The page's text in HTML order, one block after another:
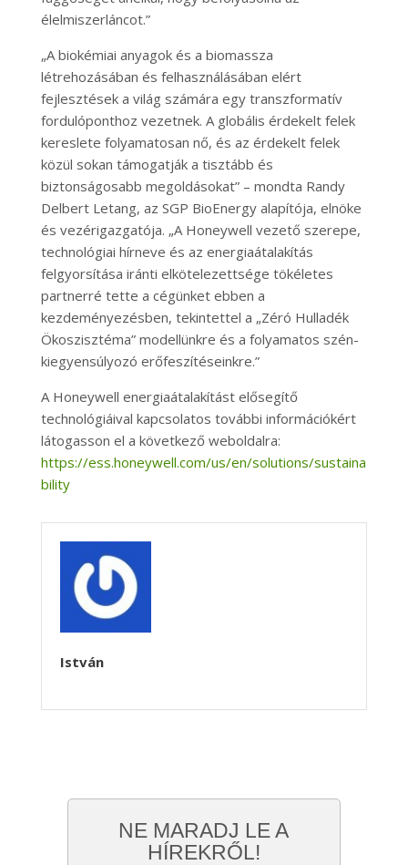
élelmiszerláncot.”
„A biokémiai anyagok és a biomassza
létrehozásában és felhasználásában elért
fejlesztések a világ számára egy transzformatív
fordulóponthoz vezetnek. A globális érdekelt felek
kereslete folyamatosan nő, és az érdekelt felek
közül sokan támogatják a tisztább és
biztonságosabb megoldásokat” – mondta Randy
Delbert Letang, az SGP BioEnergy alapítója, elnöke
és vezérigazgatója. „A Honeywell vezető szerepe,
technológiai hírneve és az energiaátalakítás
felgyorsítása iránti elkötelezettsége tökéletes
partnerré tette a cégünket ebben a
kezdeményezésben, tekintettel a „Zéró Hulladék
Ökoszisztéma” modellünkre és a folyamatos szén-
kiegyensúlyozó erőfeszítéseinkre.”
A Honeywell energiaátalakítást elősegítő
technológiáival kapcsolatos további információkért
látogasson el a következő weboldalra:
https://ess.honeywell.com/us/en/solutions/sustaina
bility
István
NE MARADJ LE A
HÍREKRŐL!